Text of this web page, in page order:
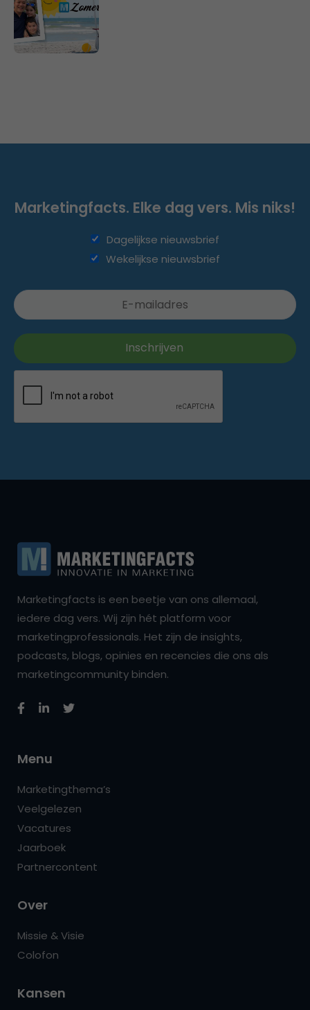
Marketingfacts. Elke dag vers. Mis niks!
Dagelijkse nieuwsbrief
Wekelijkse nieuwsbrief
Marketingfacts is een beetje van ons allemaal,
iedere dag vers. Wij zijn hét platform voor
marketingprofessionals. Het zijn de insights,
podcasts, blogs, opinies en recencies die ons als
marketingcommunity binden.
Menu
Marketingthema’s
Veelgelezen
Vacatures
Jaarboek
Partnercontent
Over
Missie & Visie
Colofon
Kansen